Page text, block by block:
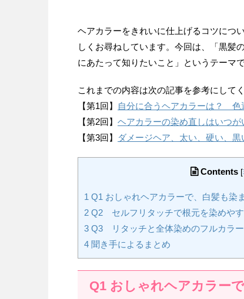
ヘアカラーをきれいに仕上げるコツにつ
しくお尋ねしています。今回は、「黒
にあたって知りたいこと」というテーマ
これまでの内容は次の記事を参考にしてく
【第1回】
自分に合うヘアカラーは？ 色
【第2回】 ヘアカラーの染め直しはいつ
【第3回】
ダメージヘア、太い、硬い、
Contents [
1 Q1 おしゃれヘアカラーで、白髪も染
2 Q2 セルフリタッチで根元を染めやす
3 Q3 リタッチと全体染めのフルカラ
4 聞き手によるまとめ
Q1 おしゃれヘアカラー